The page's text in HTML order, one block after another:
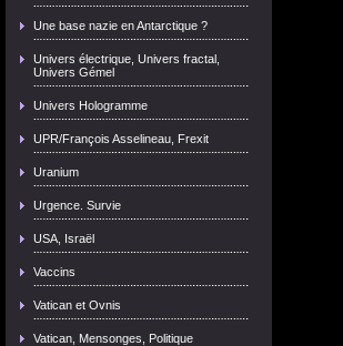
Une base nazie en Antarctique ?
Univers électrique, Univers fractal,
Univers Gémel
Univers Hologramme
UPR/François Asselineau, Frexit
Uranium
Urgence. Survie
USA, Israël
Vaccins
Vatican et Ovnis
Vatican, Mensonges, Politique